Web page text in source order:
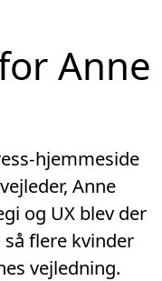
Anne
hjemmeside
Anne
og UX blev der
flere kvinder
vejledning.